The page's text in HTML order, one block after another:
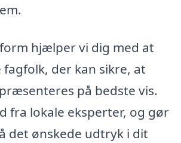
hjælper vi dig med at
der kan sikre, at
på bedste vis.
fra lokale eksperter, og gør
det ønskede udtryk i dit